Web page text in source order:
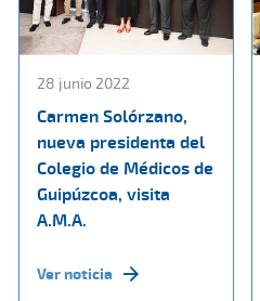
28 junio 2022
Carmen Solórzano,
nueva presidenta del
Colegio de Médicos de
Guipúzcoa, visita
A.M.A.
Ver noticia